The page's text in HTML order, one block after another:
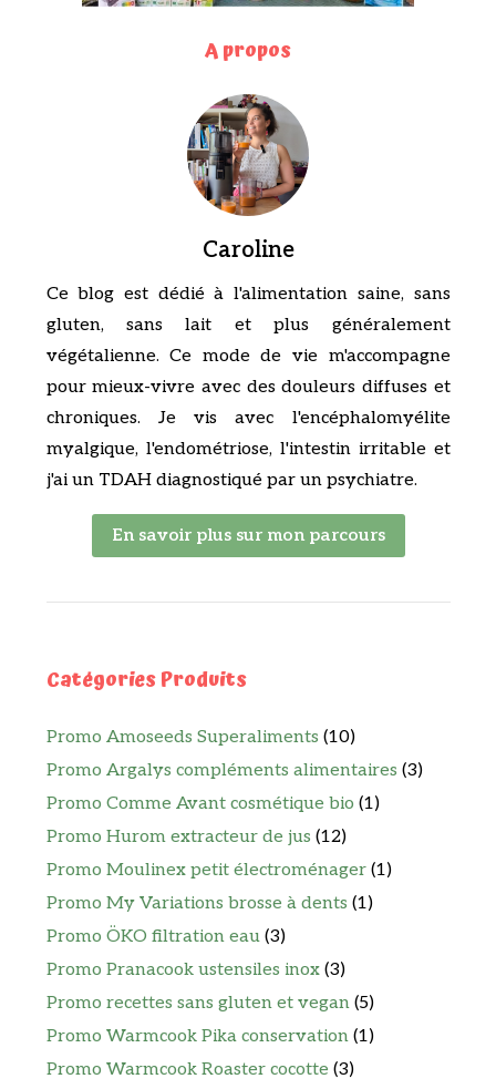
A propos
Caroline
Ce blog est dédié à l'alimentation saine, sans
gluten, sans lait et plus généralement
végétalienne. Ce mode de vie m'accompagne
pour mieux-vivre avec des douleurs diffuses et
chroniques. Je vis avec l'encéphalomyélite
myalgique, l'endométriose, l'intestin irritable et
j'ai un TDAH diagnostiqué par un psychiatre.
En savoir plus sur mon parcours
Catégories Produits
Promo Amoseeds Superaliments (10)
Promo Argalys compléments alimentaires (3)
Promo Comme Avant cosmétique bio (1)
Promo Hurom extracteur de jus (12)
Promo Moulinex petit électroménager (1)
Promo My Variations brosse à dents (1)
Promo ÖKO filtration eau (3)
Promo Pranacook ustensiles inox (3)
Promo recettes sans gluten et vegan (5)
Promo Warmcook Pika conservation (1)
Promo Warmcook Roaster cocotte (3)